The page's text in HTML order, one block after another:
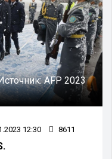
AFP 2023
12:30 8611